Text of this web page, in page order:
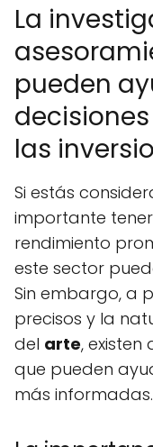
La
pueden
las
Si estás
importante
rendimiento
este sector
Sin embargo, a
precisos y la
del arte, existen
que pueden
más informadas.